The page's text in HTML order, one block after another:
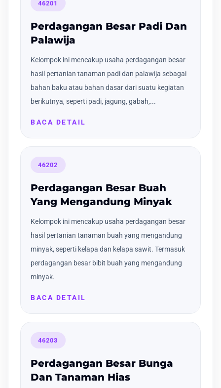
46201
Perdagangan Besar Padi Dan
Palawija
Kelompok ini mencakup usaha perdagangan besar
hasil pertanian tanaman padi dan palawija sebagai
bahan baku atau bahan dasar dari suatu kegiatan
berikutnya, seperti padi, jagung, gabah,...
BACA DETAIL
46202
Perdagangan Besar Buah
Yang Mengandung Minyak
Kelompok ini mencakup usaha perdagangan besar
hasil pertanian tanaman buah yang mengandung
minyak, seperti kelapa dan kelapa sawit. Termasuk
perdagangan besar bibit buah yang mengandung
minyak.
BACA DETAIL
46203
Perdagangan Besar Bunga
Dan Tanaman Hias